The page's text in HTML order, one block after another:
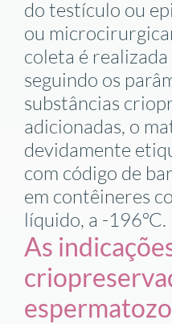
do testículo ou
ou
coleta é
seguindo os
substâncias
adicionadas, o
devidamente
com código de
em contêineres
líquido, a -196ºC.
As